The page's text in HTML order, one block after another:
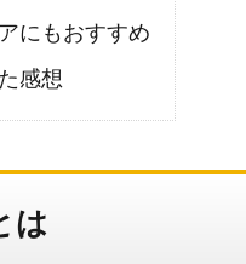
にもおすすめ
感想
は